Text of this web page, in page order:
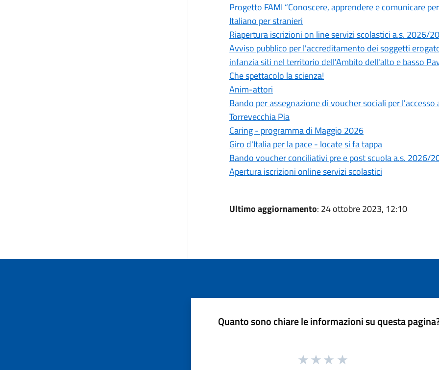
Progetto FAMI “Conoscere, apprendere e comunicare
Italiano per stranieri
Riapertura iscrizioni on line servizi scolastici a.s. 2026/
Avviso pubblico per l'accreditamento dei soggetti
infanzia siti nel territorio dell'Ambito dell'alto e basso
Che spettacolo la scienza!
Anim-attori
Bando per assegnazione di voucher sociali per
Torrevecchia Pia
Caring - programma di Maggio 2026
Giro d'Italia per la pace - locate si fa tappa
Bando voucher conciliativi pre e post scuola a.s. 2026/
Apertura iscrizioni online servizi scolastici
Ultimo aggiornamento: 24 ottobre 2023, 12:10
Quanto sono chiare le informazioni su questa